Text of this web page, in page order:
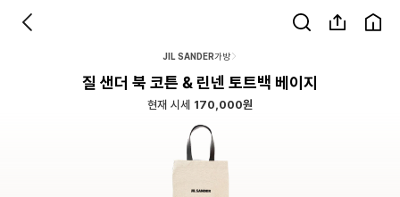
JIL SANDER가방
질 샌더 북 코튼 & 린넨 토트백 베이지
현재 시세 170,000원